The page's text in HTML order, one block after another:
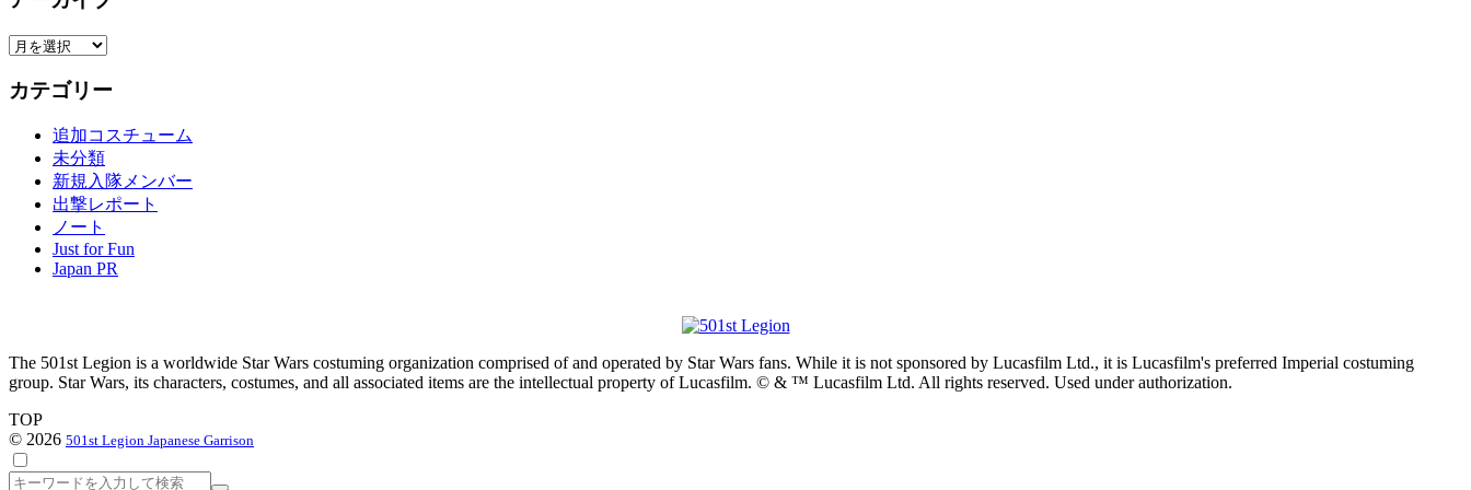
ア
カ
カテゴリー
追加コスチューム
未分類
新規入隊メンバー
出撃レポート
ノート
Just for Fun
Japan PR
The 501st Legion is a worldwide Star Wars costuming organization comprised of and operated by Star Wars fans. While it is not sponsored by Lucasfilm Ltd., it is Lucasfilm's preferred Imperial costuming
group. Star Wars, its characters, costumes, and all associated items are the intellectual property of Lucasfilm. © & ™ Lucasfilm Ltd. All rights reserved. Used under authorization.
TOP
© 2026 501st Legion Japanese Garrison
検